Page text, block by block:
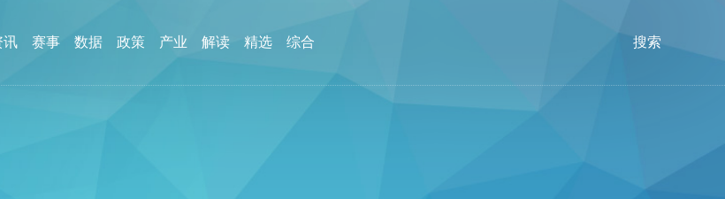
讯 赛事 数据 政策 产业 解读 精选 综合 搜索